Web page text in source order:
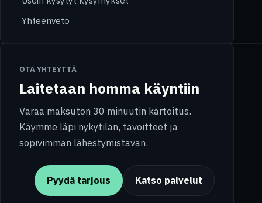
Yhteenveto
OTA YHTEYTTÄ
Laitetaan homma käyntiin
Varaa maksuton 30 minuutin kartoitus.
Käymme läpi nykytilan, tavoitteet ja
sopivimman lähestymistavan.
Pyydä tarjous Katso palvelut